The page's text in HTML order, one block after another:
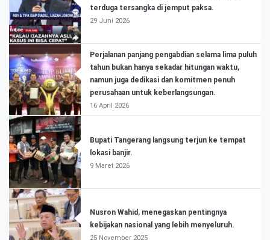
terduga tersangka di jemput paksa.
29 Juni 2026
Perjalanan panjang pengabdian selama lima puluh
tahun bukan hanya sekadar hitungan waktu,
namun juga dedikasi dan komitmen penuh
perusahaan untuk keberlangsungan.
16 April 2026
Bupati Tangerang langsung terjun ke tempat
lokasi banjir.
9 Maret 2026
Nusron Wahid, menegaskan pentingnya
kebijakan nasional yang lebih menyeluruh.
25 November 2025